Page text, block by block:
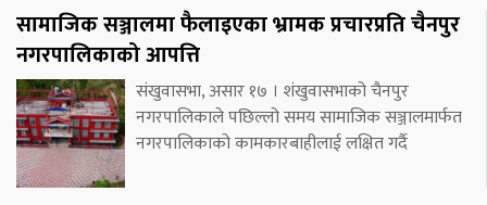
सामाजिक सञ्जालमा फैलाइएका भ्रामक प्रचारप्रति चैनपुर
नगरपालिकाको आपत्ति
संखुवासभा, असार १७ । शंखुवासभाको चैनपुर
नगरपालिकाले पछिल्लो समय सामाजिक सञ्जालमार्फत
नगरपालिकाको कामकारबाहीलाई लक्षित गर्दै